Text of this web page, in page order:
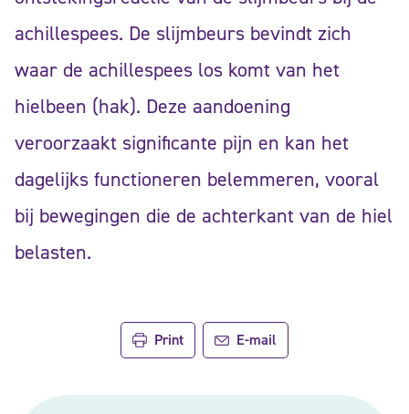
achillespees. De slijmbeurs bevindt zich
waar de achillespees los komt van het
hielbeen (hak). Deze aandoening
veroorzaakt significante pijn en kan het
dagelijks functioneren belemmeren, vooral
bij bewegingen die de achterkant van de hiel
belasten.
Print E-mail